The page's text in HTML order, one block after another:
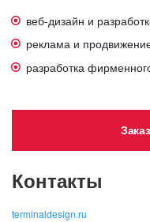
веб-дизайн и
реклама и
разработка
Контакты
terminaldesign.ru